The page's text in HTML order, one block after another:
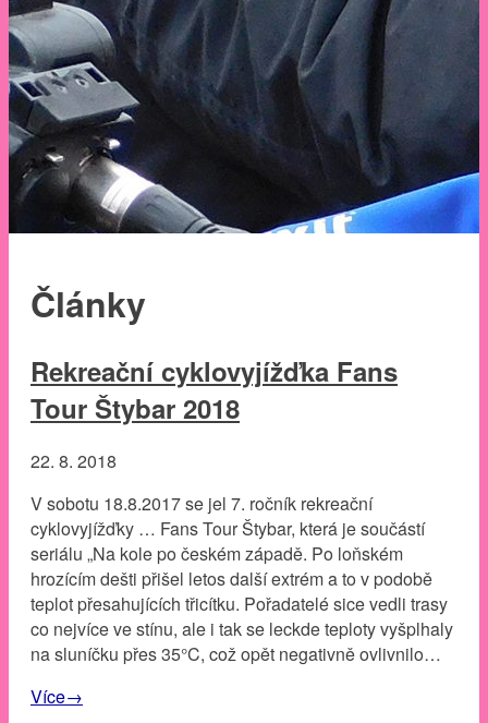
Články
Rekreační cyklovyjížďka Fans
Tour Štybar 2018
22. 8. 2018
V sobotu 18.8.2017 se jel 7. ročník rekreační
cyklovyjížďky … Fans Tour Štybar, která je součástí
seriálu „Na kole po českém západě. Po loňském
hrozícím dešti přišel letos další extrém a to v podobě
teplot přesahujících třicítku. Pořadatelé sice vedli trasy
co nejvíce ve stínu, ale i tak se leckde teploty vyšplhaly
na sluníčku přes 35°C, což opět negativně ovlivnilo…
Více→